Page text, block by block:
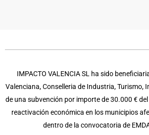
IMPACTO VALENCIA SL ha sido
Valenciana, Conselleria de Industria, Turismo,
de una subvención por importe de 30.000 €
reactivación económica en los municipios
dentro de la convocatoria de